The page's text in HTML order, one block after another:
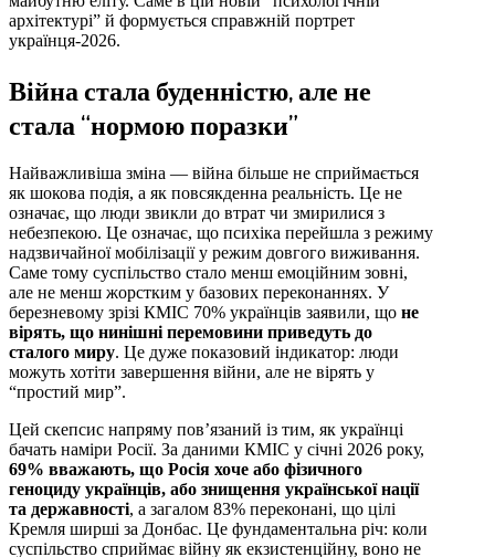
архітектурі” й формується справжній портрет
українця-2026.
Війна стала буденністю, але не
стала “нормою поразки”
Найважливіша зміна — війна більше не сприймається
як шокова подія, а як повсякденна реальність. Це не
означає, що люди звикли до втрат чи змирилися з
небезпекою. Це означає, що психіка перейшла з режиму
надзвичайної мобілізації у режим довгого виживання.
Саме тому суспільство стало менш емоційним зовні,
але не менш жорстким у базових переконаннях. У
березневому зрізі КМІС 70% українців заявили, що не
вірять, що нинішні перемовини приведуть до
сталого миру. Це дуже показовий індикатор: люди
можуть хотіти завершення війни, але не вірять у
“простий мир”.
Цей скепсис напряму пов’язаний із тим, як українці
бачать наміри Росії. За даними КМІС у січні 2026 року,
69% вважають, що Росія хоче або фізичного
геноциду українців, або знищення української нації
та державності, а загалом 83% переконані, що цілі
Кремля ширші за Донбас. Це фундаментальна річ: коли
суспільство сприймає війну як екзистенційну, воно не